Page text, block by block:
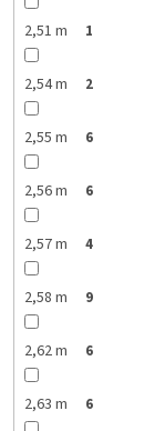
2,51 m 1
2,54 m 2
2,55 m 6
2,56 m 6
2,57 m 4
2,58 m 9
2,62 m 6
2,63 m 6